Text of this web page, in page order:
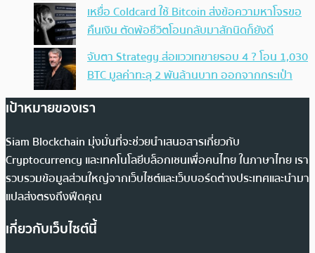
เหยื่อ Coldcard ใช้ Bitcoin ส่งข้อความหาโจรขอ
คืนเงิน ตัดพ้อชีวิตโอนกลับมาสักนิดก็ยังดี
จับตา Strategy ส่อแววเทขายรอบ 4 ? โอน 1,030
BTC มูลค่าทะลุ 2 พันล้านบาท ออกจากกระเป๋า
เป้าหมายของเรา
Siam Blockchain มุ่งมั่นที่จะช่วยนำเสนอสารเกี่ยวกับ
Cryptocurrency และเทคโนโลยีบล็อกเชนเพื่อคนไทย ในภาษาไทย เรา
รวบรวมข้อมูลส่วนใหญ่จากเว็บไซต์และเว็บบอร์ดต่างประเทศและนำมา
แปลส่งตรงถึงฟีดคุณ
เกี่ยวกับเว็บไซต์นี้